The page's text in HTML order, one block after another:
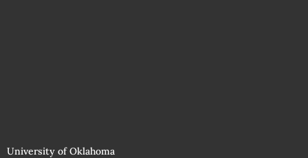
University of Oklahoma